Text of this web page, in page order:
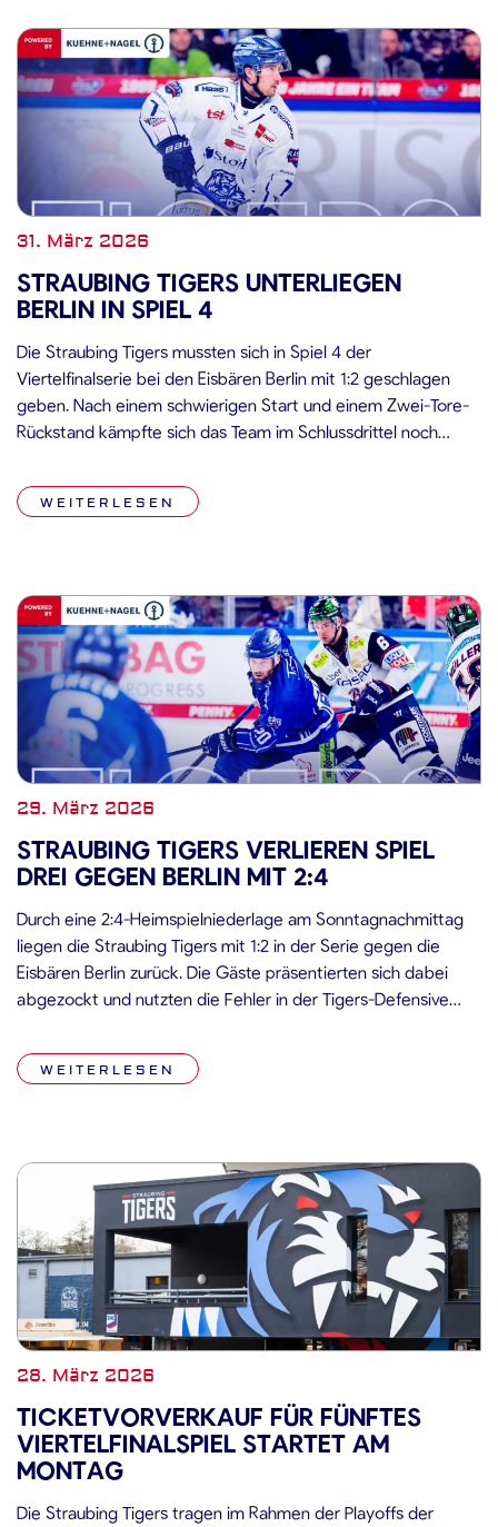
31. März 2026
STRAUBING TIGERS UNTERLIEGEN
BERLIN IN SPIEL 4
Die Straubing Tigers mussten sich in Spiel 4 der
Viertelfinalserie bei den Eisbären Berlin mit 1:2 geschlagen
geben. Nach einem schwierigen Start und einem Zwei-Tore-
Rückstand kämpfte sich das Team im Schlussdrittel noch
Damit gehen die Berliner in der Serie mit 3:1 in Führung. Spiel
Die Straubing […]
WEITERLESEN
29. März 2026
STRAUBING TIGERS VERLIEREN SPIEL
DREI GEGEN BERLIN MIT 2:4
Durch eine 2:4-Heimspielniederlage am Sonntagnachmittag
liegen die Straubing Tigers mit 1:2 in der Serie gegen die
Eisbären Berlin zurück. Die Gäste präsentierten sich dabei
abgezockt und nutzten die Fehler in der Tigers-Defensive
zweimaligen Rückstand egalisieren, doch mit einem
Doppelschlag im Mittelabschnitt stellte der amtierende
WEITERLESEN
28. März 2026
TICKETVORVERKAUF FÜR FÜNFTES
VIERTELFINALSPIEL STARTET AM
MONTAG
Die Straubing Tigers tragen im Rahmen der Playoffs der